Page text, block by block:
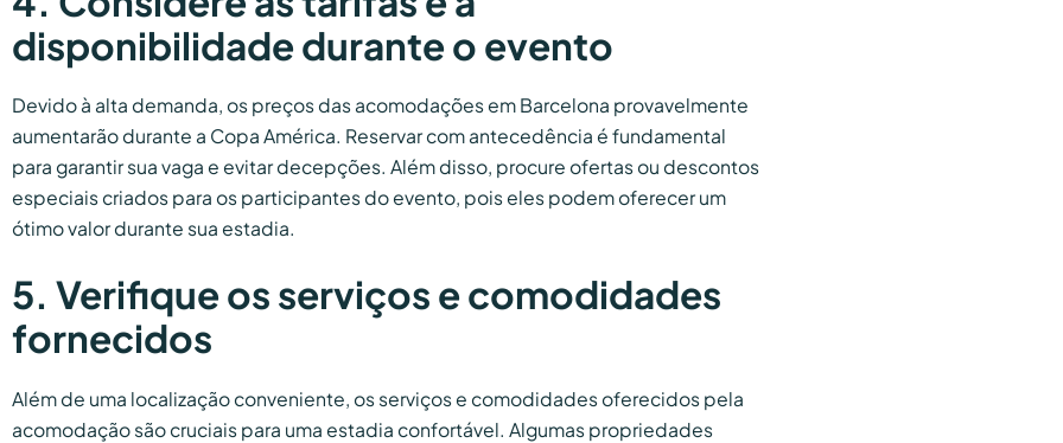
disponibilidade durante o evento
Devido à alta demanda, os preços das acomodações em Barcelona provavelmente
aumentarão durante a Copa América. Reservar com antecedência é fundamental
para garantir sua vaga e evitar decepções. Além disso, procure ofertas ou descontos
especiais criados para os participantes do evento, pois eles podem oferecer um
ótimo valor durante sua estadia.
5. Verifique os serviços e comodidades
fornecidos
Além de uma localização conveniente, os serviços e comodidades oferecidos pela
acomodação são cruciais para uma estadia confortável. Algumas propriedades